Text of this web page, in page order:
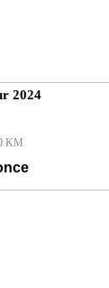
2024
KM